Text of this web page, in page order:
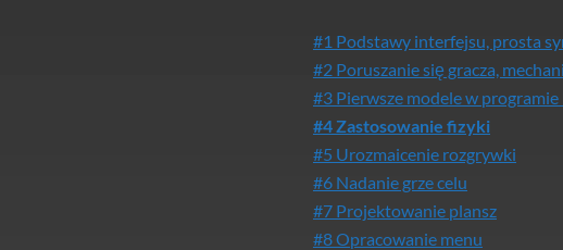
#1 Podstawy interfejsu, prosta
#2 Poruszanie się gracza,
#3 Pierwsze modele w
#4 Zastosowanie fizyki
#5 Urozmaicenie rozgrywki
#6 Nadanie grze celu
#7 Projektowanie plansz
#8 Opracowanie menu